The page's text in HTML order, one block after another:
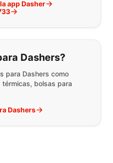
app Dasher
Dashers?
para Dashers como
bolsas para
Dashers